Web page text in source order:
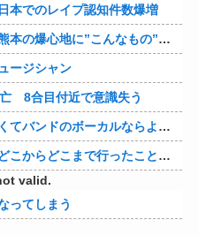
本でのレイプ認知件数爆増
に”こんなもの”があったんだけど…」
ージシャン
8合目付近で意識失う
ドのボーカルならよかったよね」
らどこまで行ったことある？
valid.
ってしまう